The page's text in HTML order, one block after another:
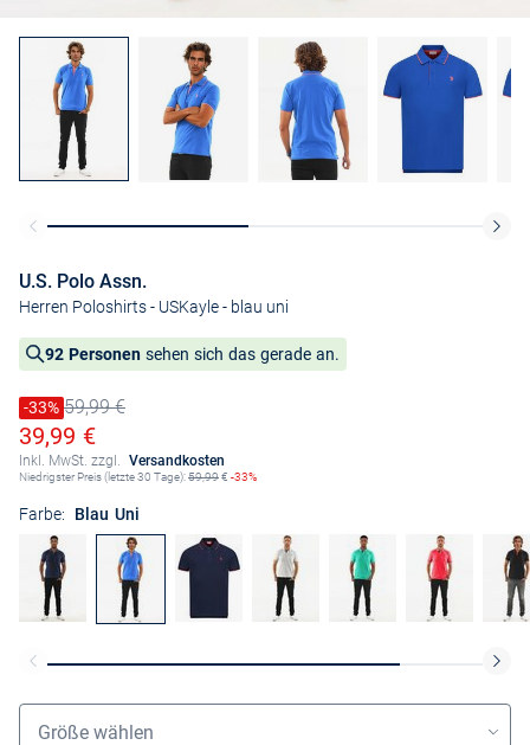
U.S. Polo Assn.
Herren Poloshirts - USKayle- blau uni
92 Personen sehen sich das gerade an.
Preis reduziert um
-33%
Alter Preis59,99 €
Ermäßigter Preis
39,99 €
Inkl. MwSt. zzgl. Versandkosten
Niedrigster Preis (letzte 30 Tage):59,99€ -33%
Farbe: Blau Uni
Größenauswahl
Größe wählen